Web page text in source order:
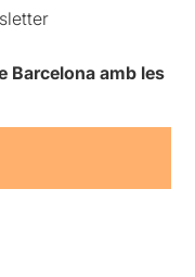
Barcelona amb les